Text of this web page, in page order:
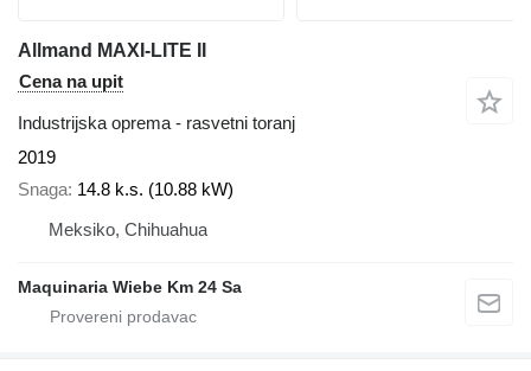
Allmand MAXI-LITE II
Cena na upit
Industrijska oprema - rasvetni toranj
2019
Snaga 14.8 k.s. (10.88 kW)
Meksiko, Chihuahua
Maquinaria Wiebe Km 24 Sa